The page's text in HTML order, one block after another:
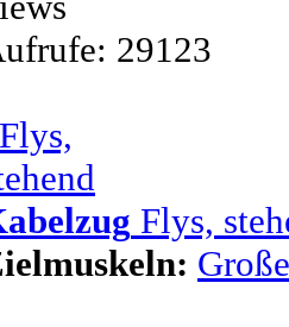
29123
Flys,